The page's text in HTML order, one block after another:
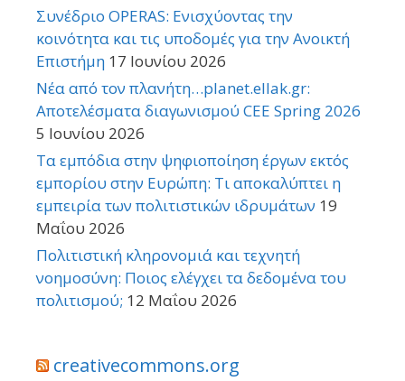
Συνέδριο OPERAS: Ενισχύοντας την
κοινότητα και τις υποδομές για την Ανοικτή
Επιστήμη 17 Ιουνίου 2026
Νέα από τον πλανήτη…planet.ellak.gr:
Αποτελέσματα διαγωνισμού CEE Spring 2026
5 Ιουνίου 2026
Τα εμπόδια στην ψηφιοποίηση έργων εκτός
εμπορίου στην Ευρώπη: Τι αποκαλύπτει η
εμπειρία των πολιτιστικών ιδρυμάτων 19
Μαΐου 2026
Πολιτιστική κληρονομιά και τεχνητή
νοημοσύνη: Ποιος ελέγχει τα δεδομένα του
πολιτισμού; 12 Μαΐου 2026
creativecommons.org